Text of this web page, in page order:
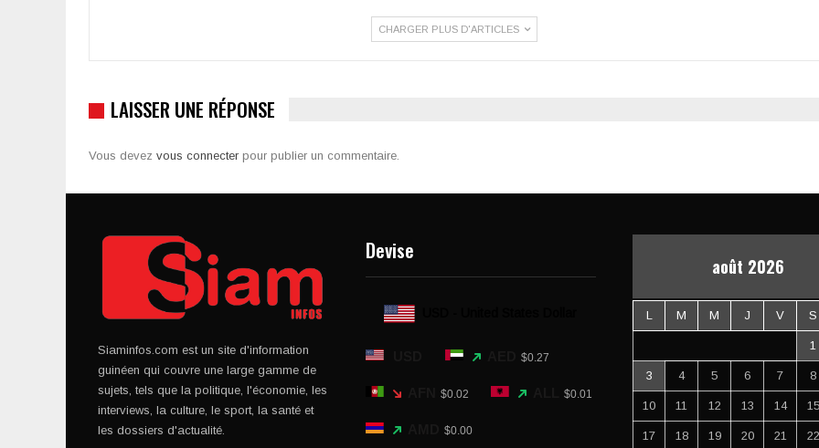
CHARGER PLUS D'ARTICLES
LAISSER UNE RÉPONSE
Vous devez vous connecter pour publier un commentaire.
Siaminfos.com est un site d'information
guinéen qui couvre une large gamme de
sujets, tels que la politique, l'économie, les
interviews, la culture, le sport, la santé et
les dossiers d'actualité.
Devise
$0.27
$0.02 $0.01
$0.00
août 2026
L M M J V S
1
3 4 5 6 7 8
10 11 12 13 14 15
17 18 19 20 21 22